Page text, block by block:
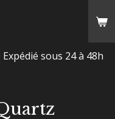
sous 24 à 48h